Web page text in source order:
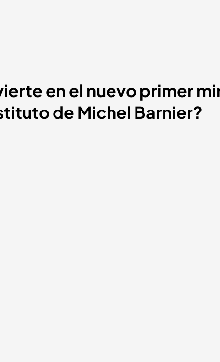
en el nuevo primer
de Michel Barnier?